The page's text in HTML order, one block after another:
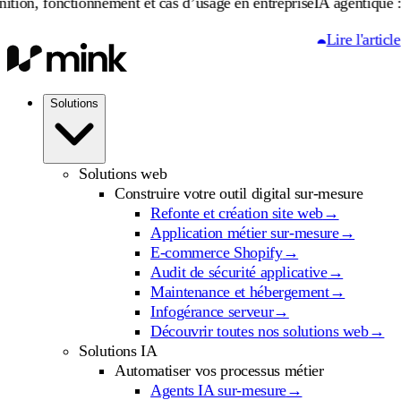
Lire l'article
Solutions
Solutions web
Construire votre outil digital sur-mesure
Refonte et création site web→
Application métier sur-mesure→
E-commerce Shopify→
Audit de sécurité applicative→
Maintenance et hébergement→
Infogérance serveur→
Découvrir toutes nos solutions web→
Solutions IA
Automatiser vos processus métier
Agents IA sur-mesure→